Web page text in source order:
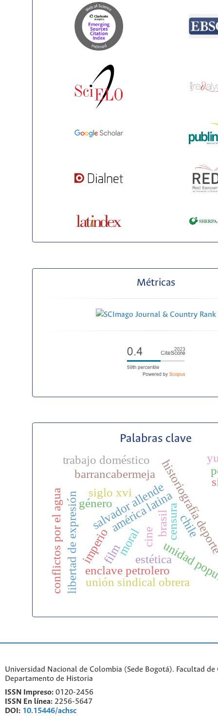
Métricas
Palabras clave
américa latina
censura
cine
film
chile
salvador allende
unidad
libertad de expresión
barrancabermeja
enclave petrolero
moral
unión sindical obrera
siglo xvi
trabajo doméstico
conflictos por el agua brasil
estética
imperio
género
Universidad Nacional de Colombia (Sede Bogotá). Facultad de
Departamento de Historia
ISSN Impreso: 0120-2456
ISSN En línea: 2256-5647
DOI: 10.15446/achsc